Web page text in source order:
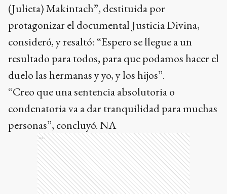
(Julieta) Makintach”, destituida por
protagonizar el documental Justicia Divina,
consideró, y resaltó: “Espero se llegue a un
resultado para todos, para que podamos hacer el
duelo las hermanas y yo, y los hijos”.
“Creo que una sentencia absolutoria o
condenatoria va a dar tranquilidad para muchas
personas”, concluyó. NA
Ads